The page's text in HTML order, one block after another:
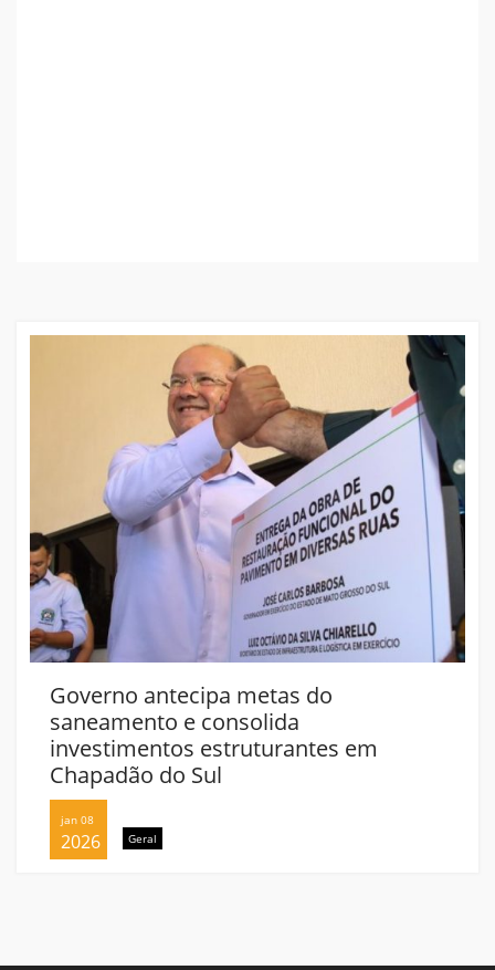
Governo antecipa metas do
saneamento e consolida
investimentos estruturantes em
Chapadão do Sul
jan 08
2026 Geral